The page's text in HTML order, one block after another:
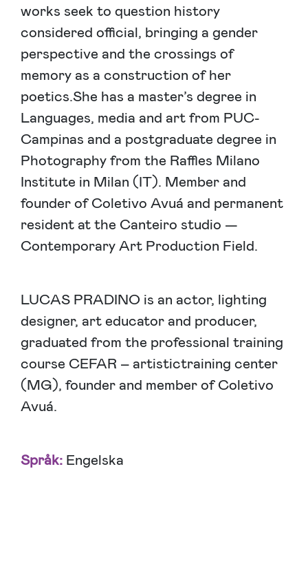
works seek to question history
considered official, bringing a gender
perspective and the crossings of
memory as a construction of her
poetics.She has a master’s degree in
Languages, media and art from PUC-
Campinas and a postgraduate degree in
Photography from the Raffles Milano
Institute in Milan (IT). Member and
founder of Coletivo Avuá and permanent
resident at the Canteiro studio —
Contemporary Art Production Field.
LUCAS PRADINO is an actor, lighting
designer, art educator and producer,
graduated from the professional training
course CEFAR – artistictraining center
(MG), founder and member of Coletivo
Avuá.
Språk: Engelska